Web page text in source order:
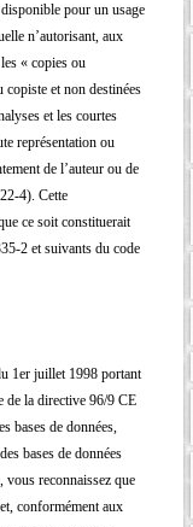
pour un usage
n’autorisant, aux
« copies ou
copiste et non destinées
et les courtes
représentation ou
de l’auteur ou de
4). Cette
ce soit constituerait
2 et suivants du code
1er juillet 1998 portant
de la directive 96/9 CE
bases de données,
bases de données
vous reconnaissez que
conformément aux